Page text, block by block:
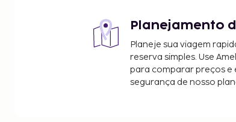
Aeroporto Internacional de Denver (DEN) -
Os clientes podem usufruir de
várias opções de lazer e entretenimento
piscina exterior, uma banheira de
Planejamento
Planeje sua viagem
reserva simples. Use
para comparar preços e
segurança de nosso